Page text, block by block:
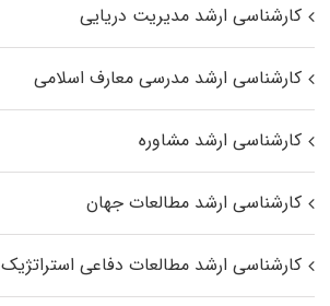
کارشناسی ارشد مدیریت دریایی
کارشناسی ارشد مدرسی معارف اسلامی
کارشناسی ارشد مشاوره
کارشناسی ارشد مطالعات جهان
کارشناسی ارشد مطالعات دفاعی استراتژیک